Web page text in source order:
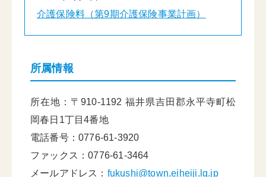
介護保険料（第9期介護保険事業計画）
所属情報
所在地：〒910-1192 福井県吉田郡永平寺町松
岡春日1丁目4番地
電話番号：0776-61-3920
ファックス：0776-61-3464
メールアドレス： fukushi@town.eiheiji.lg.jp